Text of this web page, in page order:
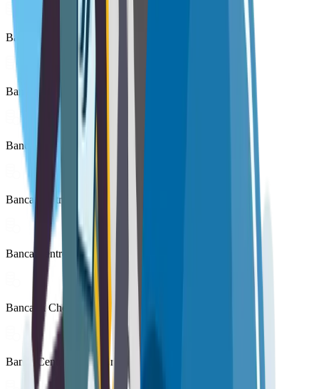
Banca di Asti
Banca di Andria di Credito Cooperativo
Banca di Cambiano
Banca Centro Emilia
Banca Centro Lazio
Banca di Cherasco
Banca Centropadana Credito Cooperativo